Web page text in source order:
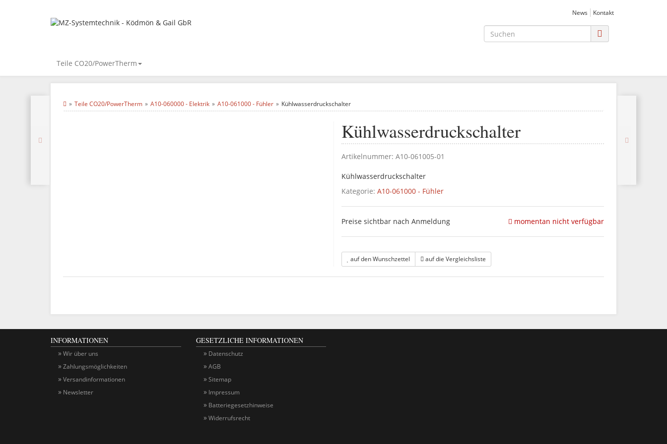
News Kontakt
Teile CO20/PowerTherm
Teile CO20/PowerTherm A10-060000 - Elektrik A10-061000 - Fühler Kühlwasserdruckschalter
Kühlwasserdruckschalter
Artikelnummer: A10-061005-01
Kühlwasserdruckschalter
Kategorie: A10-061000 - Fühler
Preise sichtbar nach Anmeldung momentan nicht verfügbar
auf den Wunschzettel auf die Vergleichsliste
INFORMATIONEN
Wir über uns
Zahlungsmöglichkeiten
Versandinformationen
Newsletter
GESETZLICHE INFORMATIONEN
Datenschutz
AGB
Sitemap
Impressum
Batteriegesetzhinweise
Widerrufsrecht